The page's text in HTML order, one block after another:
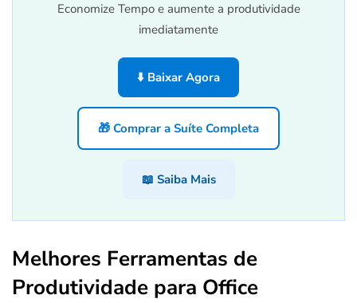
Economize Tempo e aumente a produtividade
imediatamente
⬇️ Baixar Agora
🎁 Comprar a Suíte Completa
📖 Saiba Mais
Melhores Ferramentas de
Produtividade para Office